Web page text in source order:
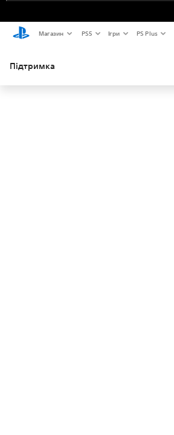
Магазин PS5 Ігри PS Plus
Підтримка